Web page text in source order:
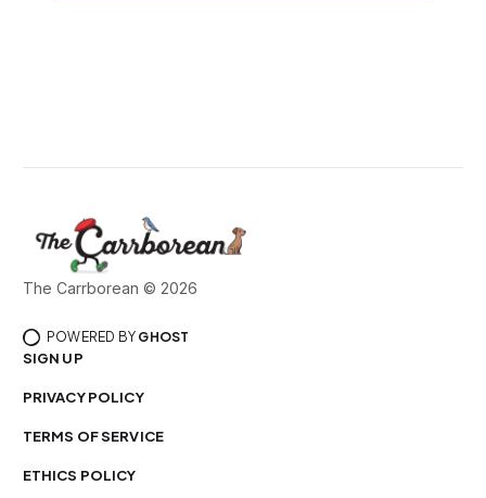
The Carrborean © 2026
POWERED BY GHOST
SIGN UP
PRIVACY POLICY
TERMS OF SERVICE
ETHICS POLICY